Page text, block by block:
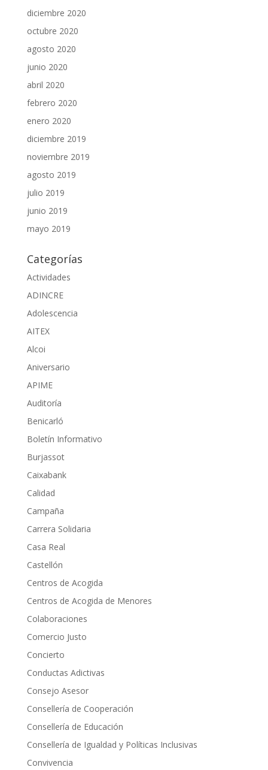
diciembre 2020
octubre 2020
agosto 2020
junio 2020
abril 2020
febrero 2020
enero 2020
diciembre 2019
noviembre 2019
agosto 2019
julio 2019
junio 2019
mayo 2019
Categorías
Actividades
ADINCRE
Adolescencia
AITEX
Alcoi
Aniversario
APIME
Auditoría
Benicarló
Boletín Informativo
Burjassot
Caixabank
Calidad
Campaña
Carrera Solidaria
Casa Real
Castellón
Centros de Acogida
Centros de Acogida de Menores
Colaboraciones
Comercio Justo
Concierto
Conductas Adictivas
Consejo Asesor
Consellería de Cooperación
Consellería de Educación
Consellería de Igualdad y Políticas Inclusivas
Convivencia